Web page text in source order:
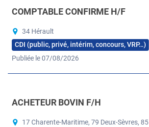
COMPTABLE CONFIRME H/F
34 Hérault
CDI (public, privé, intérim, concours, VRP…)
Publiée le 07/08/2026
ACHETEUR BOVIN F/H
17 Charente-Maritime, 79 Deux-Sèvres, 85